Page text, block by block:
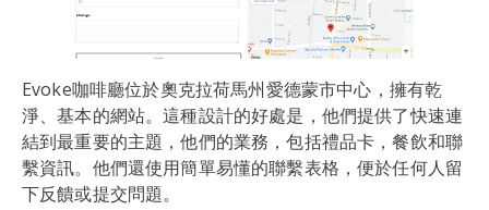
Evoke咖啡廳位於奧克拉荷馬州愛德蒙市中心，擁有乾
淨、基本的網站。這種設計的好處是，他們提供了快速連
結到最重要的主題，他們的業務，包括禮品卡，餐飲和聯
繫資訊。他們還使用簡單易懂的聯繫表格，便於任何人留
下反饋或提交問題。